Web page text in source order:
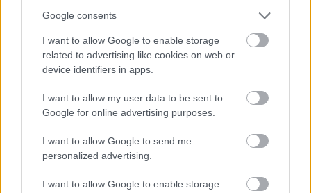
Google consents
I want to allow Google to enable storage
related to advertising like cookies on web or
device identifiers in apps.
I want to allow my user data to be sent to
Google for online advertising purposes.
I want to allow Google to send me
personalized advertising.
I want to allow Google to enable storage
jobb eredményt.